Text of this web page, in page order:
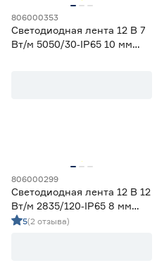
Тип светодиода
Apeyron
Geniled
IEK
Navigator
Страна производства
806000353
Светодиодная лента 12 В 7
Вт/м 5050/30‑IP65 10 мм
806000299
Светодиодная лента 12 В 12
Вт/м 2835/120‑IP65 8 мм
теплый 5 м Geniled
5(2 отзыва)